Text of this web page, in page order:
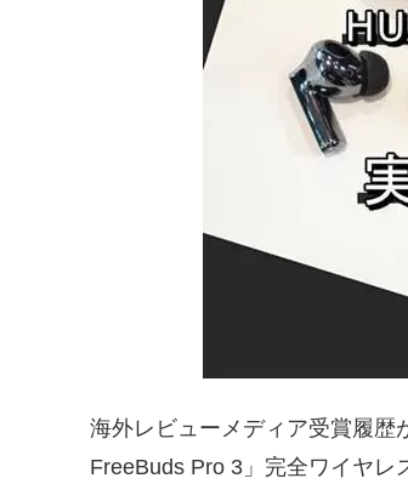
海外レビューメディア受賞履歴
FreeBuds Pro 3」完全ワイヤレ